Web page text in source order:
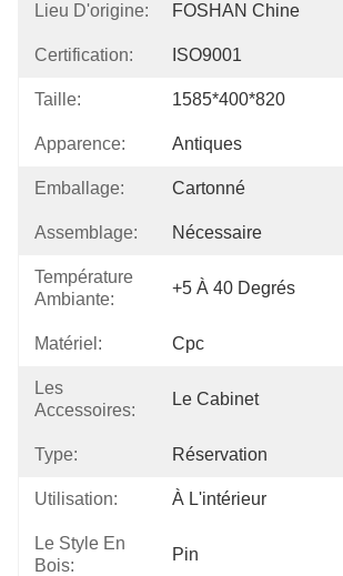
Lieu D'origine: FOSHAN Chine
Certification: ISO9001
Taille: 1585*400*820
Apparence: Antiques
Emballage: Cartonné
Assemblage: Nécessaire
Température
Ambiante:
+5 À 40 Degrés
Matériel: Cpc
Les
Accessoires:
Le Cabinet
Type: Réservation
Utilisation: À L'intérieur
Le Style En
Bois:
Pin